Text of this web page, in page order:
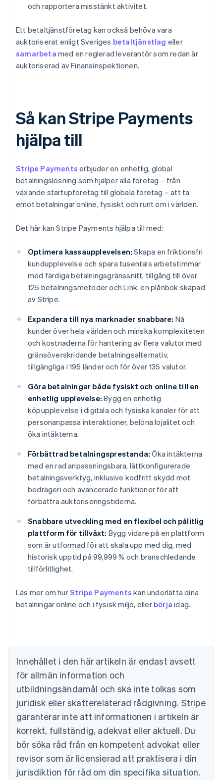
och rapportera misstänkt aktivitet.
Ett betaltjänstföretag kan också behöva vara
auktoriserat enligt Sveriges betaltjänstlag eller
samarbeta med en reglerad leverantör som redan är
auktoriserad av Finansinspektionen.
Så kan Stripe Payments
hjälpa till
Stripe Payments erbjuder en enhetlig, global
betalningslösning som hjälper alla företag – från
växande startupföretag till globala företag – att ta
emot betalningar online, fysiskt och runt om i världen.
Det här kan Stripe Payments hjälpa till med:
Optimera kassaupplevelsen: Skapa en friktionsfri
kundupplevelse och spara tusentals arbetstimmar
med färdiga betalningsgränssnitt, tillgång till över
125 betalningsmetoder och Link, en plånbok skapad
av Stripe.
Expandera till nya marknader snabbare: Nå
kunder över hela världen och minska komplexiteten
och kostnaderna för hantering av flera valutor med
gränsöverskridande betalningsalternativ,
tillgängliga i 195 länder och för över 135 valutor.
Göra betalningar både fysiskt och online till en
enhetlig upplevelse: Bygg en enhetlig
köpupplevelse i digitala och fysiska kanaler för att
personanpassa interaktioner, belöna lojalitet och
öka intäkterna.
Förbättrad betalningsprestanda: Öka intäkterna
med en rad anpassningsbara, lättkonfigurerade
betalningsverktyg, inklusive kodfritt skydd mot
bedrägeri och avancerade funktioner för att
förbättra auktoriseringstiderna.
Snabbare utveckling med en flexibel och pålitlig
plattform för tillväxt: Bygg vidare på en plattform
som är utformad för att skala upp med dig, med
historisk upptid på 99,999 % och branschledande
tillförlitlighet.
Läs mer om hurStripe Payments kan underlätta dina
betalningar online och i fysisk miljö, eller börja idag.
Innehållet i den här artikeln är endast avsett
för allmän information och
utbildningsändamål och ska inte tolkas som
juridisk eller skatterelaterad rådgivning. Stripe
garanterar inte att informationen i artikeln är
korrekt, fullständig, adekvat eller aktuell. Du
bör söka råd från en kompetent advokat eller
revisor som är licensierad att praktisera i din
jurisdiktion för råd om din specifika situation.
English
Belgien
Bulgarien
Cypern
English
English
Estland
English
Fastlandskina
简体中文English
Finland
Frankrike
FrançaisEnglish